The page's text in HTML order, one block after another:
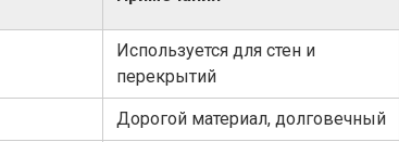
Используется для стен и
перекрытий
Дорогой материал, долговечный